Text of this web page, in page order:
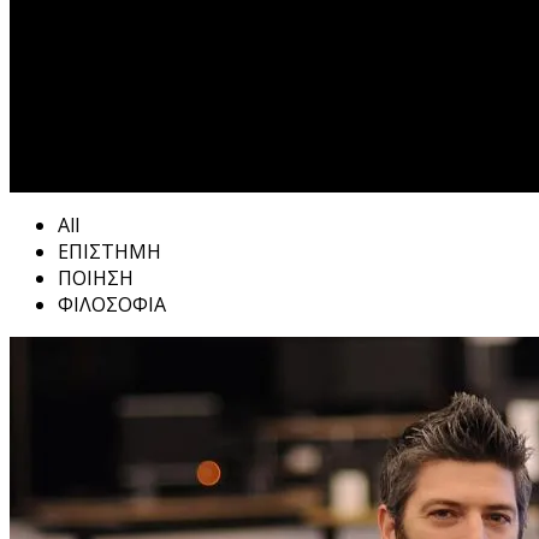
All
ΕΠΙΣΤΗΜΗ
ΠΟΙΗΣΗ
ΦΙΛΟΣΟΦΙΑ